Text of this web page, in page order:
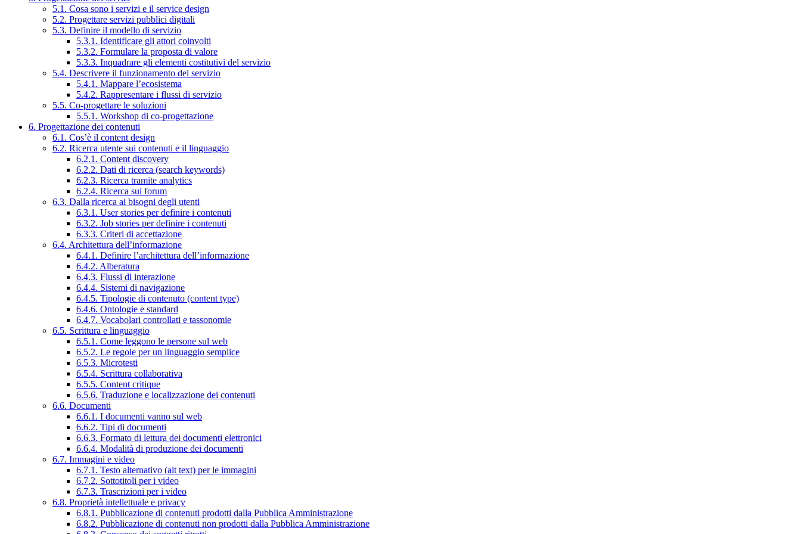
5.1. Cosa sono i servizi e il service design
5.2. Progettare servizi pubblici digitali
5.3. Definire il modello di servizio
5.3.1. Identificare gli attori coinvolti
5.3.2. Formulare la proposta di valore
5.3.3. Inquadrare gli elementi costitutivi del servizio
5.4. Descrivere il funzionamento del servizio
5.4.1. Mappare l’ecosistema
5.4.2. Rappresentare i flussi di servizio
5.5. Co-progettare le soluzioni
5.5.1. Workshop di co-progettazione
6. Progettazione dei contenuti
6.1. Cos’è il content design
6.2. Ricerca utente sui contenuti e il linguaggio
6.2.1. Content discovery
6.2.2. Dati di ricerca (search keywords)
6.2.3. Ricerca tramite analytics
6.2.4. Ricerca sui forum
6.3. Dalla ricerca ai bisogni degli utenti
6.3.1. User stories per definire i contenuti
6.3.2. Job stories per definire i contenuti
6.3.3. Criteri di accettazione
6.4. Architettura dell’informazione
6.4.1. Definire l’architettura dell’informazione
6.4.2. Alberatura
6.4.3. Flussi di interazione
6.4.4. Sistemi di navigazione
6.4.5. Tipologie di contenuto (content type)
6.4.6. Ontologie e standard
6.4.7. Vocabolari controllati e tassonomie
6.5. Scrittura e linguaggio
6.5.1. Come leggono le persone sul web
6.5.2. Le regole per un linguaggio semplice
6.5.3. Microtesti
6.5.4. Scrittura collaborativa
6.5.5. Content critique
6.5.6. Traduzione e localizzazione dei contenuti
6.6. Documenti
6.6.1. I documenti vanno sul web
6.6.2. Tipi di documenti
6.6.3. Formato di lettura dei documenti elettronici
6.6.4. Modalità di produzione dei documenti
6.7. Immagini e video
6.7.1. Testo alternativo (alt text) per le immagini
6.7.2. Sottotitoli per i video
6.7.3. Trascrizioni per i video
6.8. Proprietà intellettuale e privacy
6.8.1. Pubblicazione di contenuti prodotti dalla Pubblica Amministrazione
6.8.2. Pubblicazione di contenuti non prodotti dalla Pubblica Amministrazione